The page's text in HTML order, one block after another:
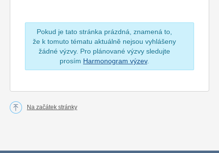
Pokud je tato stránka prázdná, znamená to,
že k tomuto tématu aktuálně nejsou vyhlášeny
žádné výzvy. Pro plánované výzvy sledujte
prosím Harmonogram výzev.
Na začátek stránky